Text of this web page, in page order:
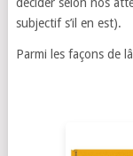
subjectif s’il en est).
Parmi les façons de